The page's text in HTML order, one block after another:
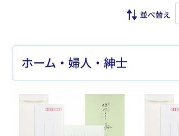
ホーム・婦人・紳士